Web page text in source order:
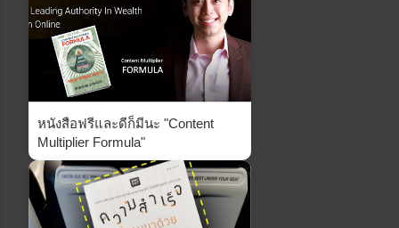
หนังสือฟรีและดีก็มีนะ "Content
Multiplier Formula"